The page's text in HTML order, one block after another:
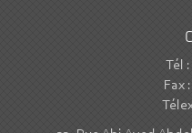
Tél
Fax